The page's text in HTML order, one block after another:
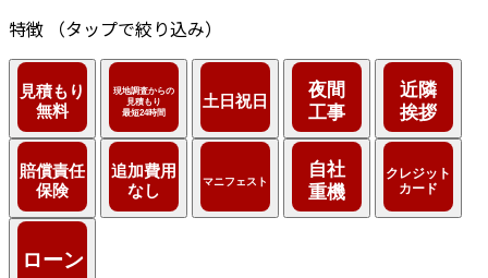
特徴
（タップで絞り込み）